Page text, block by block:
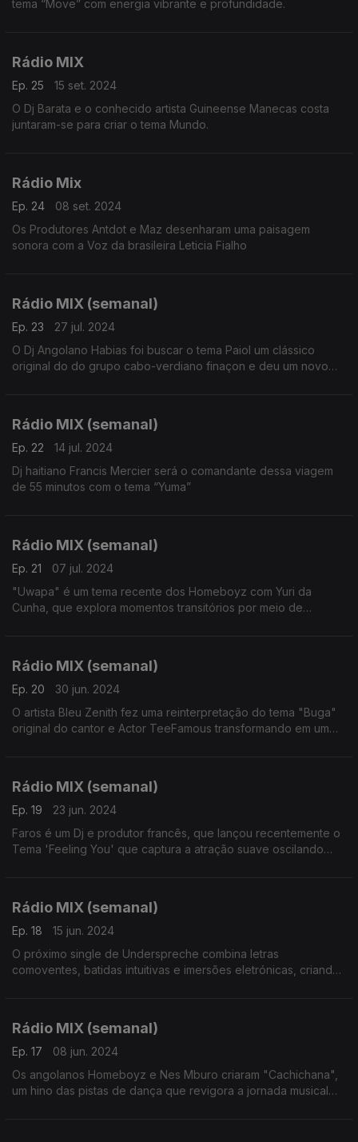
tema “Move” com energia vibrante e profundidade.
Rádio MIX
Ep. 25
15 set. 2024
O Dj Barata e o conhecido artista Guineense Manecas costa
juntaram-se para criar o tema Mundo.
Rádio Mix
Ep. 24
08 set. 2024
Os Produtores Antdot e Maz desenharam uma paisagem
sonora com a Voz da brasileira Leticia Fialho
Rádio MIX (semanal)
Ep. 23
27 jul. 2024
O Dj Angolano Habias foi buscar o tema Paiol um clássico
original do do grupo cabo-verdiano finaçon e deu um novo
Rádio MIX (semanal)
Ep. 22
14 jul. 2024
Dj haitiano Francis Mercier será o comandante dessa viagem
de 55 minutos com o tema “Yuma”
Rádio MIX (semanal)
Ep. 21
07 jul. 2024
"Uwapa" é um tema recente dos Homeboyz com Yuri da
Cunha, que explora momentos transitórios por meio de
Rádio MIX (semanal)
Ep. 20
30 jun. 2024
O artista Bleu Zenith fez uma reinterpretação do tema "Buga"
original do cantor e Actor TeeFamous transformando em um
Rádio MIX (semanal)
Ep. 19
23 jun. 2024
Faros é um Dj e produtor francês, que lançou recentemente o
Tema 'Feeling You' que captura a atração suave oscilando
Rádio MIX (semanal)
Ep. 18
15 jun. 2024
O próximo single de Underspreche combina letras
comoventes, batidas intuitivas e imersões eletrónicas, criando
Rádio MIX (semanal)
Ep. 17
08 jun. 2024
Os angolanos Homeboyz e Nes Mburo criaram "Cachichana",
um hino das pistas de dança que revigora a jornada musical